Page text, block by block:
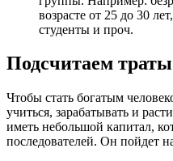
возрасте от 25 до 30
студенты и проч.
Подсчитаем траты
Чтобы стать богатым
учиться, зарабатывать и
иметь небольшой капитал,
последователей. Он пойдет